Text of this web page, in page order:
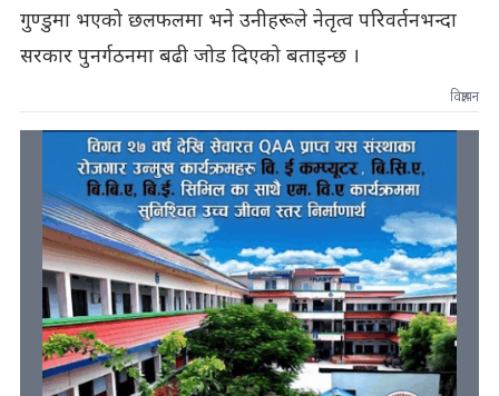
गुण्डुमा भएको छलफलमा भने उनीहरूले नेतृत्व परिवर्तनभन्दा
सरकार पुनर्गठनमा बढी जोड दिएको बताइन्छ ।
विज्ञापन